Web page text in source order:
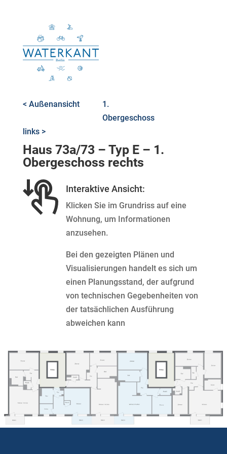
< Außenansicht
1.
Obergeschoss
links >
Haus 73a/73 – Typ E – 1.
Obergeschoss rechts
Interaktive Ansicht:
Klicken Sie im Grundriss auf eine
Wohnung, um Informationen
anzusehen.
Bei den gezeigten Plänen und
Visualisierungen handelt es sich um
einen Planungsstand, der aufgrund
von technischen Gegebenheiten von
der tatsächlichen Ausführung
abweichen kann